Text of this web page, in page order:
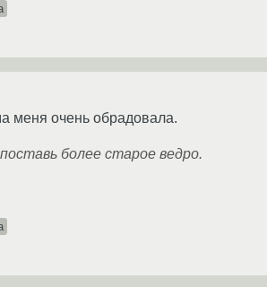
меня очень обрадовала.
более старое ведро.